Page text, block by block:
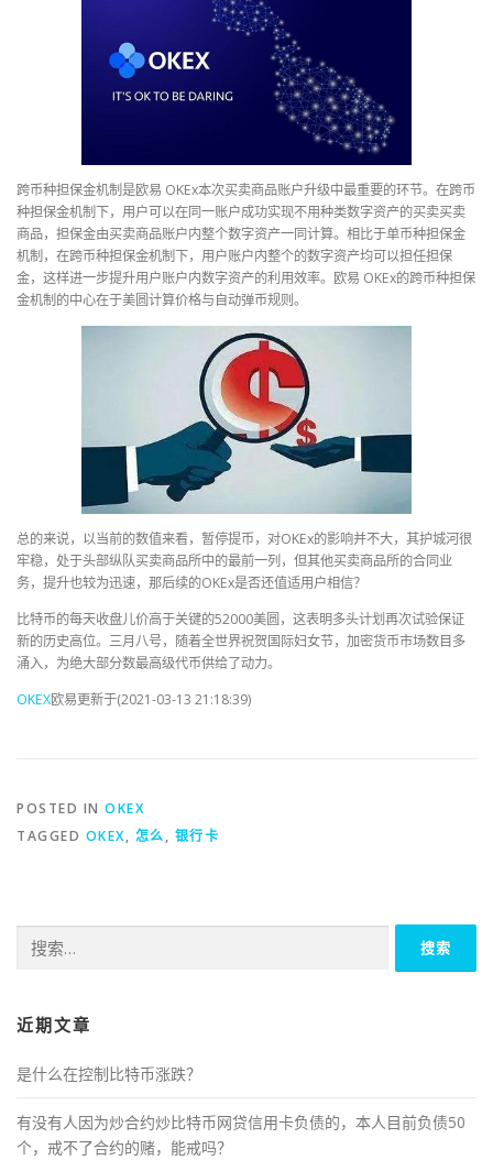
跨币种担保金机制是欧易 OKEx本次买卖商品账户升级中最重要的环节。在跨币
种担保金机制下，用户可以在同一账户成功实现不用种类数字资产的买卖买卖
商品，担保金由买卖商品账户内整个数字资产一同计算。相比于单币种担保金
机制，在跨币种担保金机制下，用户账户内整个的数字资产均可以担任担保
金，这样进一步提升用户账户内数字资产的利用效率。欧易 OKEx的跨币种担保
金机制的中心在于美圆计算价格与自动弹币规则。
总的来说，以当前的数值来看，暂停提币，对OKEx的影响并不大，其护城河很
牢稳，处于头部纵队买卖商品所中的最前一列，但其他买卖商品所的合同业
务，提升也较为迅速，那后续的OKEx是否还值适用户相信？
比特币的每天收盘儿价高于关键的52000美圆，这表明多头计划再次试验保证
新的历史高位。三月八号，随着全世界祝贺国际妇女节，加密货币市场数目多
涌入，为绝大部分数最高级代币供给了动力。
OKEX欧易更新于(2021-03-13 21:18:39)
POSTED IN OKEX
TAGGED OKEX, 怎么, 银行卡
索：
近期文章
是什么在控制比特币涨跌？
有没有人因为炒合约炒比特币网贷信用卡负债的，本人目前负债50
个，戒不了合约的赌，能戒吗？